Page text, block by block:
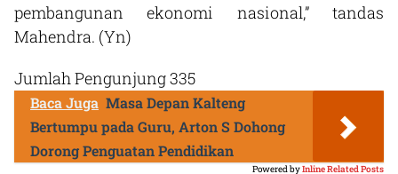
pembangunan ekonomi nasional,” tandas
Mahendra. (Yn)
Jumlah Pengunjung335
Baca Juga Masa Depan Kalteng
Bertumpu pada Guru, Arton S Dohong
Dorong Penguatan Pendidikan
Powered byInline Related Posts